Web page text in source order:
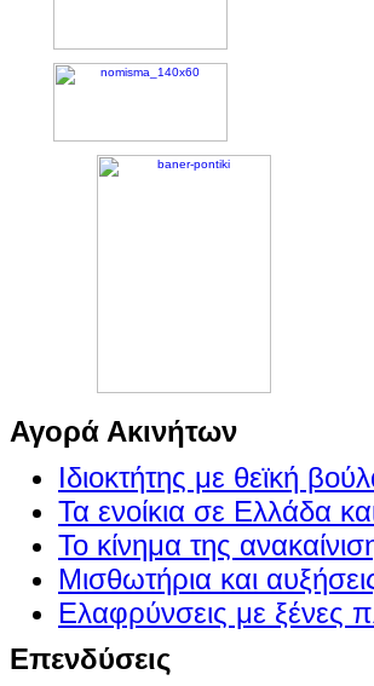
Αγορά Ακινήτων
Ιδιοκτήτης με θεϊκή
Τα ενοίκια σε Ελλάδα
Το κίνημα της
Μισθωτήρια και
Ελαφρύνσεις με ξένες
Επενδύσεις